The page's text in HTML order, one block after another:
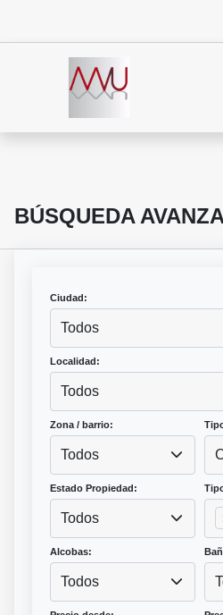
BÚSQUEDA
Ciudad:
Todos
Localidad:
Todos
Zona / barrio:
Todos
Estado Propiedad:
Todos
Alcobas:
Todos